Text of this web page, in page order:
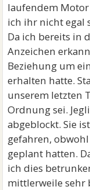
laufendem
ich ihr nicht egal
Da ich bereits in
Anzeichen
Beziehung um
erhalten hatte.
unserem letzten
Ordnung sei.
abgeblockt. Sie
gefahren,
geplant hatten.
ich dies
mittlerweile sehr